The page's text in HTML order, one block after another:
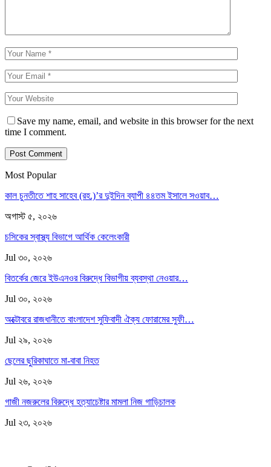
Save my name, email, and website in this browser for the next
time I comment.
Most Popular
কাল চুনতীতে শাহ সাহেব (রহ.)’র দুইদিন ব্যাপী ৪৪তম ইসালে সওয়াব…
অগাস্ট ৫, ২০২৬
চসিকের স্বাস্থ্য বিভাগে আর্থিক কেলেংকারী
Jul ৩০, ২০২৬
বিতর্কের জেরে ইউএনওর বিরুদ্ধে বিভাগীয় ব্যবস্থা নেওয়ার…
Jul ৩০, ২০২৬
অক্টোবরে রাজধানীতে বাংলাদেশ সুফিবাদী ঐক্য ফোরামের সুফী…
Jul ২৯, ২০২৬
ছেলের ছুরিকাঘাতে মা-বাবা নিহত
Jul ২৬, ২০২৬
গাজী নজরুলের বিরুদ্ধে হত্যাচেষ্টার মামলা নিজ গাড়িচালক
Jul ২৩, ২০২৬